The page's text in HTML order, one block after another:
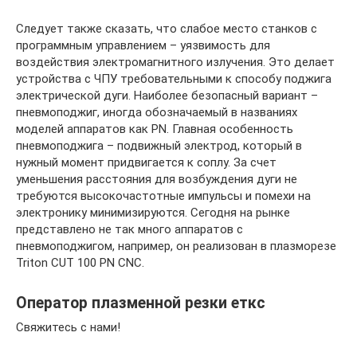
Следует также сказать, что слабое место станков с
программным управлением – уязвимость для
воздействия электромагнитного излучения. Это делает
устройства с ЧПУ требовательными к способу поджига
электрической дуги. Наиболее безопасный вариант –
пневмоподжиг, иногда обозначаемый в названиях
моделей аппаратов как PN. Главная особенность
пневмоподжига – подвижный электрод, который в
нужный момент придвигается к соплу. За счет
уменьшения расстояния для возбуждения дуги не
требуются высокочастотные импульсы и помехи на
электронику минимизируются. Сегодня на рынке
представлено не так много аппаратов с
пневмоподжигом, например, он реализован в плазморезе
Triton CUT 100 PN CNC.
Оператор плазменной резки еткс
Свяжитесь с нами!